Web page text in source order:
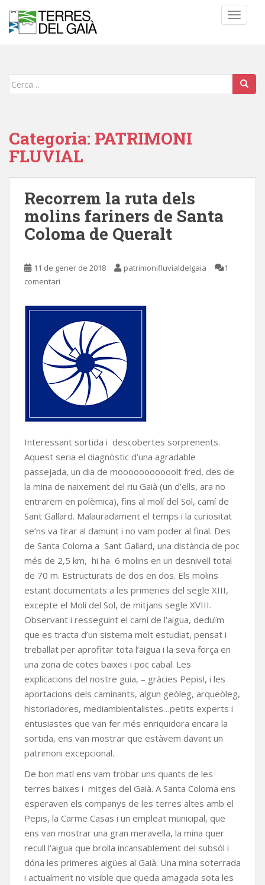
Cerca:
Categoria: PATRIMONI
FLUVIAL
Recorrem la ruta dels
molins fariners de Santa
Coloma de Queralt
11 de gener de 2018 patrimonifluvialdelgaia
1
comentari
Interessant sortida i descobertes sorprenents.
Aquest seria el diagnòstic d’una agradable
passejada, un dia de mooooooooooolt fred, des de
la mina de naixement del riu Gaià (un d’ells, ara no
entrarem en polèmica), fins al molí del Sol, camí de
Sant Gallard. Malauradament el temps i la curiositat
se’ns va tirar al damunt i no vam poder al final. Des
de Santa Coloma a Sant Gallard, una distància de poc
més de 2,5 km, hi ha 6 molins en un desnivell total
de 70 m. Estructurats de dos en dos. Els molins
estant documentats a les primeries del segle XIII,
excepte el Molí del Sol, de mitjans segle XVIII.
Observant i resseguint el camí de l’aigua, deduïm
que es tracta d’un sistema molt estudiat, pensat i
treballat per aprofitar tota l’aigua i la seva força en
una zona de cotes baixes i poc cabal. Les
explicacions del nostre guia, – gràcies Pepis!, i les
aportacions dels caminants, algun geòleg, arqueòleg,
historiadores, mediambientalistes…petits experts i
entusiastes que van fer més enriquidora encara la
sortida, ens van mostrar que estàvem davant un
patrimoni excepcional.
De bon matí ens vam trobar uns quants de les
terres baixes i mitges del Gaià. A Santa Coloma ens
esperaven els companys de les terres altes amb el
Pepis, la Carme Casas i un empleat municipal, que
ens van mostrar una gran meravella, la mina quer
recull l’aigua que brolla incansablement del subsòl i
dóna les primeres aigües al Gaià. Una mina soterrada
i actualment no visible que queda amagada sota les